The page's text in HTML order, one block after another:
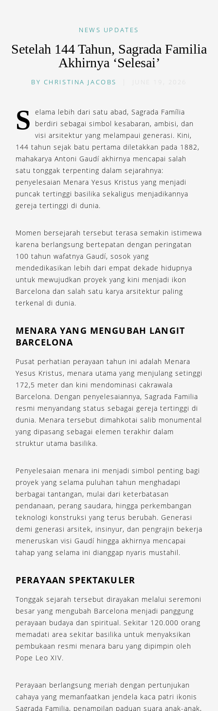
NEWS UPDATES
Setelah 144 Tahun, Sagrada Familia
Akhirnya ‘Selesai’
BY CHRISTINA JACOBS JUNE 19, 2026
S elama lebih dari satu abad, Sagrada Família
berdiri sebagai simbol kesabaran, ambisi, dan
visi arsitektur yang melampaui generasi. Kini,
144 tahun sejak batu pertama diletakkan pada 1882,
mahakarya Antoni Gaudí akhirnya mencapai salah
satu tonggak terpenting dalam sejarahnya:
penyelesaian Menara Yesus Kristus yang menjadi
puncak tertinggi basilika sekaligus menjadikannya
gereja tertinggi di dunia.
Momen bersejarah tersebut terasa semakin istimewa
karena berlangsung bertepatan dengan peringatan
100 tahun wafatnya Gaudí, sosok yang
mendedikasikan lebih dari empat dekade hidupnya
untuk mewujudkan proyek yang kini menjadi ikon
Barcelona dan salah satu karya arsitektur paling
terkenal di dunia.
MENARA YANG MENGUBAH LANGIT
BARCELONA
Pusat perhatian perayaan tahun ini adalah Menara
Yesus Kristus, menara utama yang menjulang setinggi
172,5 meter dan kini mendominasi cakrawala
Barcelona. Dengan penyelesaiannya, Sagrada Familia
resmi menyandang status sebagai gereja tertinggi di
dunia. Menara tersebut dimahkotai salib monumental
yang dipasang sebagai elemen terakhir dalam
struktur utama basilika.
Penyelesaian menara ini menjadi simbol penting bagi
proyek yang selama puluhan tahun menghadapi
berbagai tantangan, mulai dari keterbatasan
pendanaan, perang saudara, hingga perkembangan
teknologi konstruksi yang terus berubah. Generasi
demi generasi arsitek, insinyur, dan pengrajin bekerja
meneruskan visi Gaudí hingga akhirnya mencapai
tahap yang selama ini dianggap nyaris mustahil.
PERAYAAN SPEKTAKULER
Tonggak sejarah tersebut dirayakan melalui seremoni
besar yang mengubah Barcelona menjadi panggung
perayaan budaya dan spiritual. Sekitar 120.000 orang
memadati area sekitar basilika untuk menyaksikan
pembukaan resmi menara baru yang dipimpin oleh
Pope Leo XIV.
Perayaan berlangsung meriah dengan pertunjukan
cahaya yang memanfaatkan jendela kaca patri ikonis
Sagrada Familia, penampilan paduan suara anak-anak,